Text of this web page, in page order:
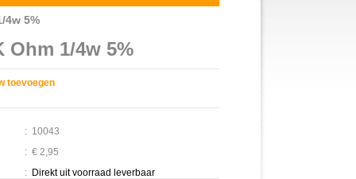
4w 5%
Ohm 1/4w 5%
toevoegen
: 10043
: € 2,95
: Direkt uit voorraad leverbaar